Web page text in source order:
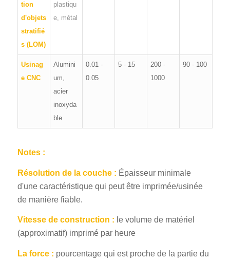
tion
d'objets
stratifié
s (LOM)
plastiqu
e, métal
Usinag
e CNC
Alumini
um,
acier
inoxyda
ble
0.01 -
0.05
5 - 15
200 -
1000
90 - 100
Notes :
Résolution de la couche : Épaisseur minimale
d'une caractéristique qui peut être imprimée/usinée
de manière fiable.
Vitesse de construction : le volume de matériel
(approximatif) imprimé par heure
La force : pourcentage qui est proche de la partie du